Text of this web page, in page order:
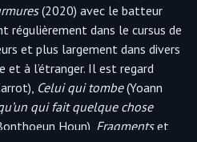
(2020) avec le batteur
régulièrement dans le cursus de
et plus largement dans divers
et à l’étranger. Il est regard
Celui qui tombe(Yoann
qui fait quelque chose
Houn), Fragmentset